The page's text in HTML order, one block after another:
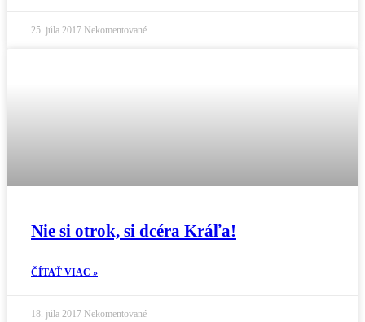
25. júla 2017 Nekomentované
Nie si otrok, si dcéra Kráľa!
ČÍTAŤ VIAC »
18. júla 2017 Nekomentované